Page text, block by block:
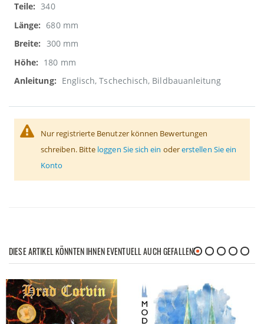
340
680 mm
300 mm
180 mm
Englisch, Tschechisch, Bildbauanleitung
Nur registrierte Benutzer können Bewertungen
schreiben. Bitte loggen Sie sich ein odererstellen Sie ein
Konto
DIESE ARTIKEL KÖNNTEN IHNEN EVENTUELL AUCH GEFALLEN!